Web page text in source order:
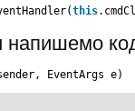
this
напишемо
EventArgs e)